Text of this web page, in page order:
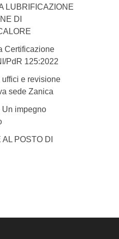
LUBRIFICAZIONE
DI
Certificazione
PdR 125:2022
e revisione
sede Zanica
Un impegno
AL POSTO DI